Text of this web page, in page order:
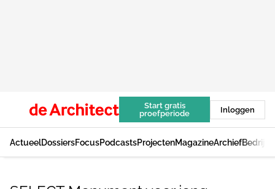
Start gratis
proefperiode
Inloggen
ActueelDossiersFocusPodcastsProjectenMagazineArchief